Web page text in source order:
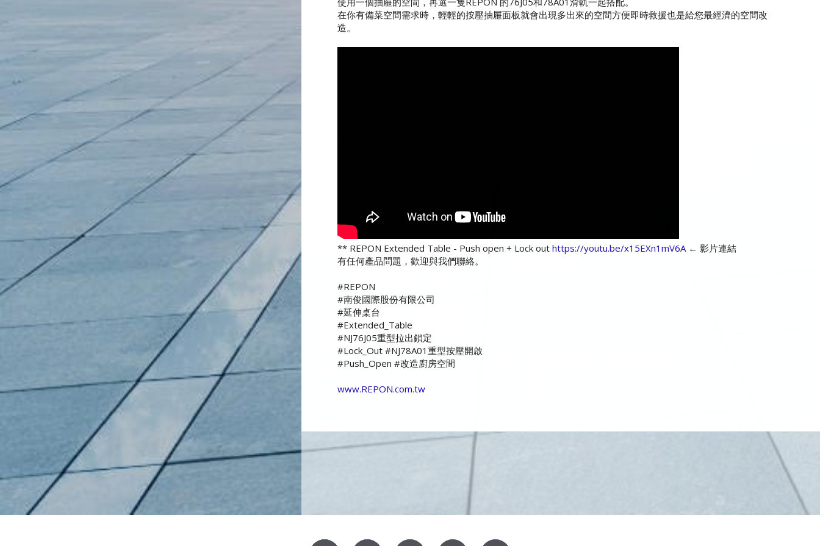
在你有備菜空間需求時，輕輕的按壓抽屜面板就會出現多出來的空間方便即時救援也是給您最經濟的空間改
造。
** REPON Extended Table - Push open + Lock out https://youtu.be/x15EXn1mV6A← 影片連結
有任何產品問題，歡迎與我們聯絡。
#REPON
#南俊國際股份有限公司
#延伸桌台
#Extended_Table
#NJ76J05重型拉出鎖定
#Lock_Out #NJ78A01重型按壓開啟
#Push_Open #改造廚房空間
www.REPON.com.tw